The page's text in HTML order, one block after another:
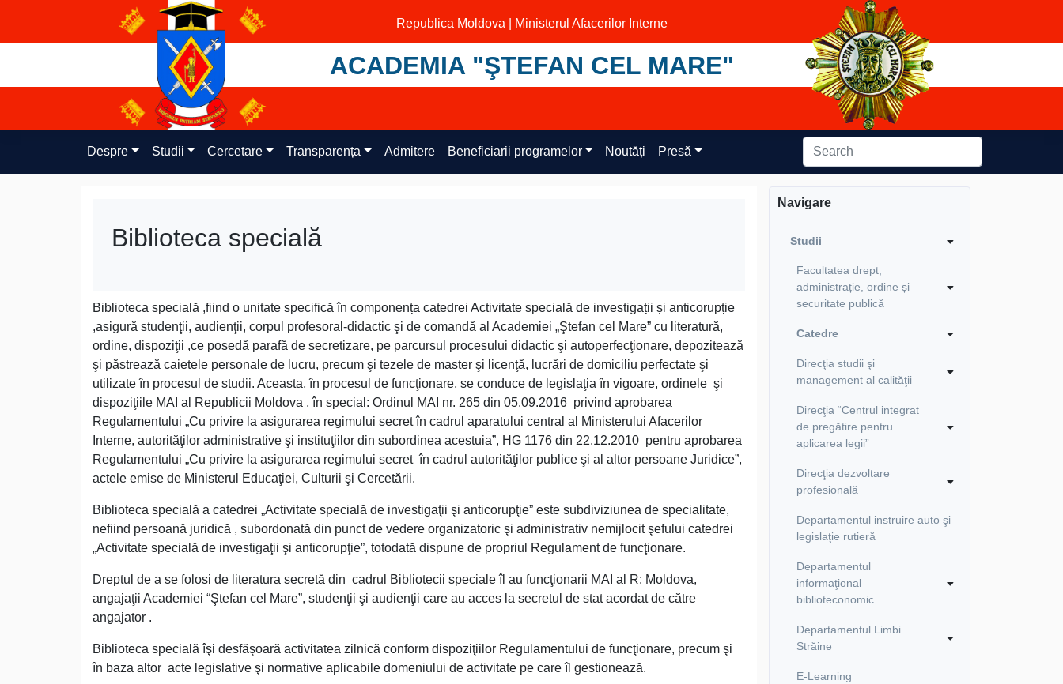
content
Republica Moldova | Ministerul Afacerilor Interne
ACADEMIA "ŞTEFAN CEL MARE"
Despre Studii Cercetare Transparența Admitere Beneficiarii programelor Noutăți Presă
Biblioteca specială
Biblioteca specială ,fiind o unitate specifică în componența catedrei Activitate specială de investigații și anticorupție
,asigură studenţii, audienţii, corpul profesoral-didactic şi de comandă al Academiei „Ştefan cel Mare” cu literatură,
ordine, dispoziţii ,ce posedă parafă de secretizare, pe parcursul procesului didactic şi autoperfecţionare, depozitează
şi păstrează caietele personale de lucru, precum şi tezele de master şi licenţă, lucrări de domiciliu perfectate şi
utilizate în procesul de studii. Aceasta, în procesul de funcţionare, se conduce de legislaţia în vigoare, ordinele şi
dispoziţiile MAI al Republicii Moldova , în special: Ordinul MAI nr. 265 din 05.09.2016 privind aprobarea
Regulamentului „Cu privire la asigurarea regimului secret în cadrul aparatului central al Ministerului Afacerilor
Interne, autorităţilor administrative şi instituţiilor din subordinea acestuia”, HG 1176 din 22.12.2010 pentru aprobarea
Regulamentului „Cu privire la asigurarea regimului secret în cadrul autorităţilor publice şi al altor persoane Juridice”,
actele emise de Ministerul Educaţiei, Culturii şi Cercetării.
Biblioteca specială a catedrei „Activitate specială de investigaţii şi anticorupţie” este subdiviziunea de specialitate,
nefiind persoană juridică , subordonată din punct de vedere organizatoric şi administrativ nemijlocit şefului catedrei
„Activitate specială de investigaţii şi anticorupţie”, totodată dispune de propriul Regulament de funcţionare.
Dreptul de a se folosi de literatura secretă din cadrul Bibliotecii speciale îl au funcţionarii MAI al R: Moldova,
angajaţii Academiei “Ştefan cel Mare”, studenţii şi audienţii care au acces la secretul de stat acordat de către
angajator .
Biblioteca specială îşi desfăşoară activitatea zilnică conform dispoziţiilor Regulamentului de funcţionare, precum şi
în baza altor acte legislative şi normative aplicabile domeniului de activitate pe care îl gestionează.
Navigare
Studii
Facultatea drept,
administrație, ordine și
securitate publică
Catedre
Direcţia studii şi
management al calităţii
Direcţia “Centrul integrat
de pregătire pentru
aplicarea legii”
Direcţia dezvoltare
profesională
Departamentul instruire auto şi
legislaţie rutieră
Departamentul
informaţional
biblioteconomic
Departamentul Limbi
Străine
E-Learning